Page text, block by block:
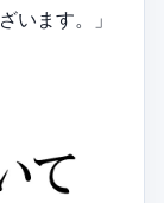
います。」